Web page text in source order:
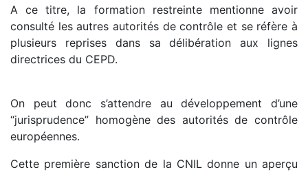
A ce titre, la formation restreinte mentionne avoir
consulté les autres autorités de contrôle et se réfère à
plusieurs reprises dans sa délibération aux lignes
directrices du CEPD.
On peut donc s’attendre au développement d’une
“jurisprudence” homogène des autorités de contrôle
européennes.
Cette première sanction de la CNIL donne un aperçu